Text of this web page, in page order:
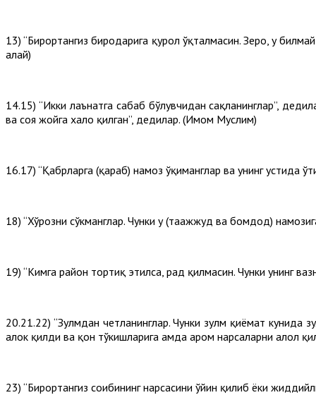
13) “Бирортангиз биродарига қурол ўқталмасин. Зеро, у
алайҳ)
14.15) “Икки лаънатга сабаб бўлувчидан сақланинглар”,
ва соя жойга хало қилган”, дедилар. (Имом Муслим)
16.17) “Қабрларга (қараб) намоз ўқиманглар ва унинг устида
18) “Хўрозни сўкманглар. Чунки у (таҳажжуд ва бомдод)
19) “Кимга райҳон тортиқ этилса, рад қилмасин. Чунки унинг
20.21.22) “Зулмдан четланинглар. Чунки зулм қиёмат кунида
ҳалок қилди ва қон тўкишларига ҳамда ҳаром нарсаларни
23) “Бирортангиз соҳибининг нарсасини ўйин қилиб ёки